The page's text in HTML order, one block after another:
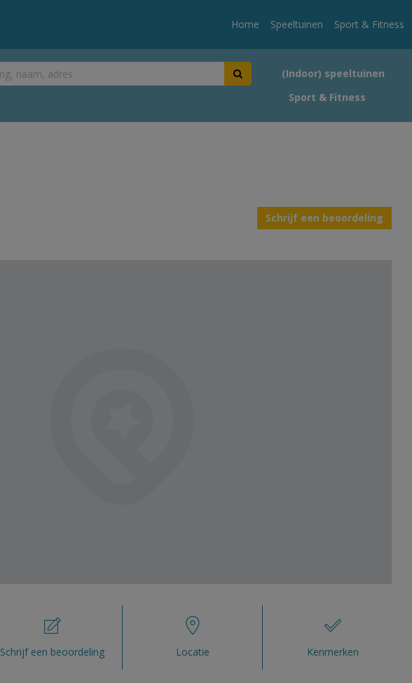
Home Speeltuinen Sport & Fitness
(Indoor) speeltuinen
Sport & Fitness
Schrijf een beoordeling
Schrijf een beoordeling Locatie Kenmerken